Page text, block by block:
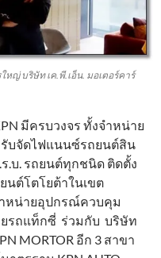
ญ่ บริษัท เค.พี.เอ็น. มอเตอร์คาร์
มีครบวงจร ทั้งจำหน่าย
บจัดไฟแนนซ์รถยนต์สิน
.บ. รถยนต์ทุกชนิด ติดตั้ง
นต์โตโยต้าในเขต
หน่ายอุปกรณ์ควบคุม
รถแท็กซี่ ร่วมกับ บริษัท
MORTOR อีก 3 สาขา